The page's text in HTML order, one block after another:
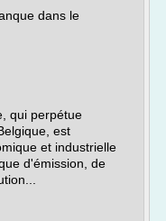
dans le
qui perpétue
est
et industrielle
d'émission, de